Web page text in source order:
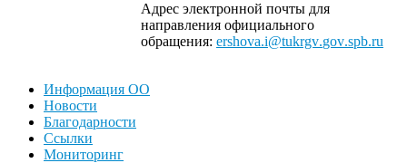
Адрес электронной почты для
направления официального
обращения: ershova.i@tukrgv.gov.spb.ru
Информация ОО
Новости
Благодарности
Ссылки
Мониторинг